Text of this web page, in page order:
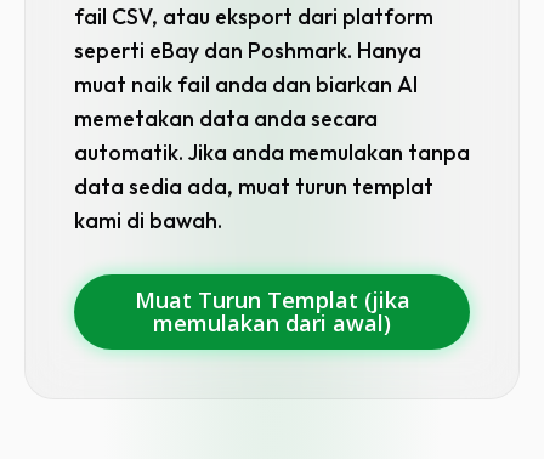
Pilih bahasa
fail CSV, atau eksport dari platform
seperti eBay dan Poshmark. Hanya
muat naik fail anda dan biarkan AI
memetakan data anda secara
automatik. Jika anda memulakan tanpa
data sedia ada, muat turun templat
kami di bawah.
Muat Turun Templat (jika
memulakan dari awal)